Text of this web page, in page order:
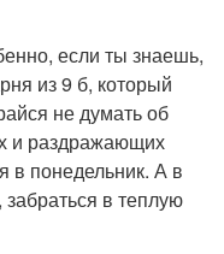
если ты знаешь,
из 9 б, который
не думать об
и раздражающих
в понедельник. А в
в теплую